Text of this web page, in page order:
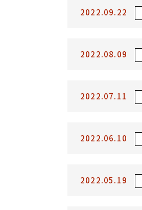
2022.09.22
2022.08.09
2022.07.11
2022.06.10
2022.05.19